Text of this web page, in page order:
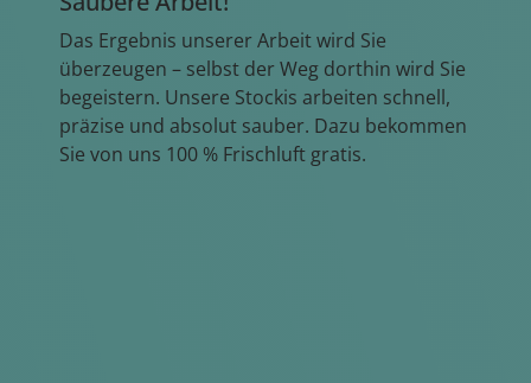
Das Ergebnis unserer Arbeit wird Sie
überzeugen – selbst der Weg dorthin wird Sie
begeistern. Unsere Stockis arbeiten schnell,
präzise und absolut sauber. Dazu bekommen
Sie von uns 100 % Frischluft gratis.